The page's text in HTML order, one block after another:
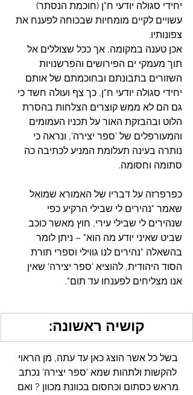
יחידי סגולה יודעי ח"ן (חוכמת הנסתר)
עשויים לקיים מומחיות שבכוחה לפענח את
צפונותיו.
אכן טענה במקומה, אך ככל שצוללים אל
תוך מעמקי ים הפירושים והפרשנויות
השזורים בתבונתם ובחוכמתם של אותם
יחידי סגולה יודעי ח"ן, כך צף ועולה חשד כי
גם הם לא ממש קוצרים הצלחות בהסרת
הלוט ובהבזקת האור על תכניו העמומים
והמעורפלים של 'ספר יצירה', ונראה כי
נותרה בעינה תעלומת המניע לכתיבה כה
סתומה וחסומה.
כפרפרזה על דבריו של האמורא שמואל
שאמר "נהירים לי שבילי הרקיע כפי
שנהירים לי שבילי עירי, חוץ מאשר כוכב
שביט שאיני יודע מה הוא" – ניתן לומר
בהשאלה "נהירים לנו גווילי וספרי תורת
הסוד היהודית, להוציא 'ספר יצירה' שאין
אנו מצליחים לפענחו עד תום".
קושיה ראשונה:
בשל כל אשר הוצג כאן עד עתה, מן הראוי
להקשות ולתהות שמא 'ספר יצירה' נכתב
מראש כסתום וכחסום בכוונת מכוון ? ואם